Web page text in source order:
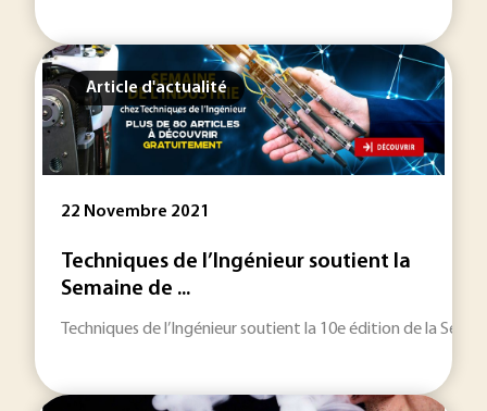
Article d'actualité
22 Novembre 2021
Techniques de l’Ingénieur soutient la
Semaine de ...
Techniques de l’Ingénieur soutient la 10e édition de la